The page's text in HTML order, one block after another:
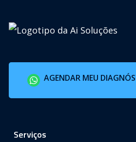
AGENDAR MEU
Serviços